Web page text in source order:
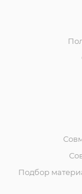
Подбор